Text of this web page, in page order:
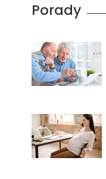
Porady